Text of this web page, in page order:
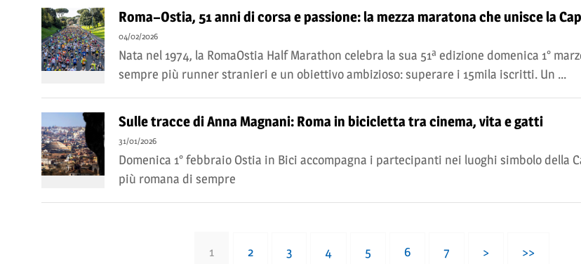
Roma–Ostia, 51 anni di corsa e passione: la mezza maratona che unisce la
04/02/2026
Nata nel 1974, la RomaOstia Half Marathon celebra la sua 51ª edizione domenica 1°
sempre più runner stranieri e un obiettivo ambizioso: superare i 15mila iscritti. Un ...
Sulle tracce di Anna Magnani: Roma in bicicletta tra cinema, vita e gatti
31/01/2026
Domenica 1° febbraio Ostia in Bici accompagna i partecipanti nei luoghi simbolo della
più romana di sempre
1 2 3 4 5 6 7 > >>